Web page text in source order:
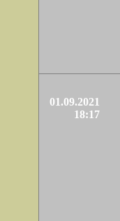
01.09.2021
18:17